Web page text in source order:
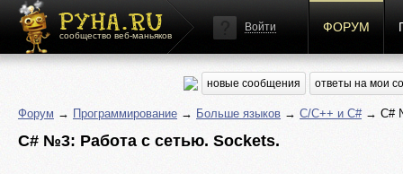
сообщество веб-маньяков
Войти ФОРУМ
новые сообщения ответы на мои
Форум → Программирование → Больше языков → C/C++ и C#→ C#
C# №3: Работа с сетью. Sockets.